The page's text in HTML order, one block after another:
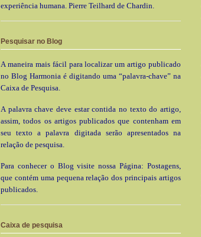
experiência humana. Pierre Teilhard de Chardin.
Pesquisar no Blog
A maneira mais fácil para localizar um artigo publicado
no Blog Harmonia é digitando uma “palavra-chave” na
Caixa de Pesquisa.
A palavra chave deve estar contida no texto do artigo,
assim, todos os artigos publicados que contenham em
seu texto a palavra digitada serão apresentados na
relação de pesquisa.
Para conhecer o Blog visite nossa Página: Postagens,
que contém uma pequena relação dos principais artigos
publicados.
Caixa de pesquisa